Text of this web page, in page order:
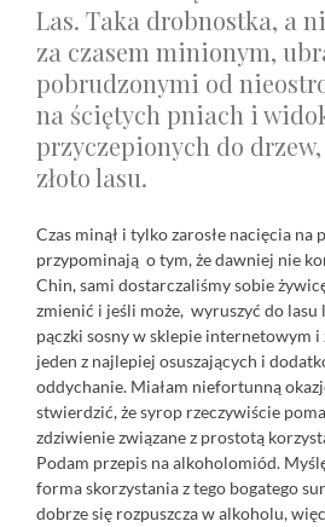
Las. Taka drobnostka, a
za czasem minionym,
pobrudzonymi od
na ściętych pniach i
przyczepionych do drzew,
złoto lasu.
Czas minął i tylko zarosłe nacięcia na
przypominają o tym, że dawniej nie
Chin, sami dostarczaliśmy sobie
zmienić i jeśli może, wyruszyć do lasu
pączki sosny w sklepie internetowym i
jeden z najlepiej osuszających i
oddychanie. Miałam niefortunną
stwierdzić, że syrop rzeczywiście
zdziwienie związane z prostotą
Podam przepis na alkoholomiód.
forma skorzystania z tego bogatego
dobrze się rozpuszcza w alkoholu,